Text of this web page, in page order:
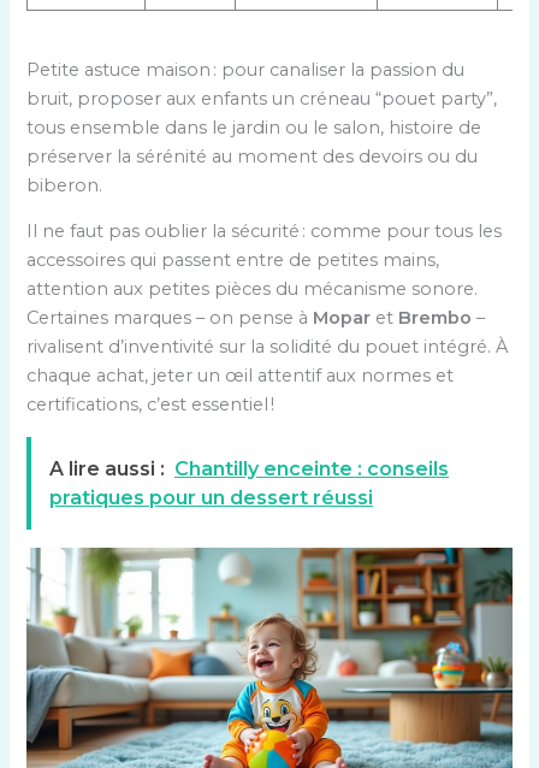
Petite astuce maison : pour canaliser la passion du
bruit, proposer aux enfants un créneau “pouet party”,
tous ensemble dans le jardin ou le salon, histoire de
préserver la sérénité au moment des devoirs ou du
biberon.
Il ne faut pas oublier la sécurité : comme pour tous les
accessoires qui passent entre de petites mains,
attention aux petites pièces du mécanisme sonore.
Certaines marques – on pense à Mopar et Brembo –
rivalisent d’inventivité sur la solidité du pouet intégré. À
chaque achat, jeter un œil attentif aux normes et
certifications, c’est essentiel !
A lire aussi : Chantilly enceinte : conseils
pratiques pour un dessert réussi